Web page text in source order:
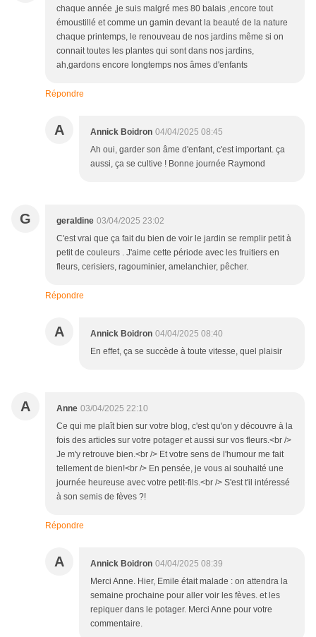
chaque année ,je suis malgré mes 80 balais ,encore tout
émoustillé et comme un gamin devant la beauté de la nature
chaque printemps, le renouveau de nos jardins même si on
connait toutes les plantes qui sont dans nos jardins,
ah,gardons encore longtemps nos âmes d'enfants
Répondre
A Annick Boidron 04/04/2025 08:45
Ah oui, garder son âme d'enfant, c'est important. ça
aussi, ça se cultive ! Bonne journée Raymond
G geraldine 03/04/2025 23:02
C'est vrai que ça fait du bien de voir le jardin se remplir petit à
petit de couleurs . J'aime cette période avec les fruitiers en
fleurs, cerisiers, ragouminier, amelanchier, pêcher.
Répondre
A Annick Boidron 04/04/2025 08:40
En effet, ça se succède à toute vitesse, quel plaisir
A Anne 03/04/2025 22:10
Ce qui me plaît bien sur votre blog, c'est qu'on y découvre à la
fois des articles sur votre potager et aussi sur vos fleurs.<br />
Je m'y retrouve bien.<br /> Et votre sens de l'humour me fait
tellement de bien!<br /> En pensée, je vous ai souhaité une
journée heureuse avec votre petit-fils.<br /> S'est t'il intéressé
à son semis de fèves ?!
Répondre
A Annick Boidron 04/04/2025 08:39
Merci Anne. Hier, Emile était malade : on attendra la
semaine prochaine pour aller voir les fèves. et les
repiquer dans le potager. Merci Anne pour votre
commentaire.